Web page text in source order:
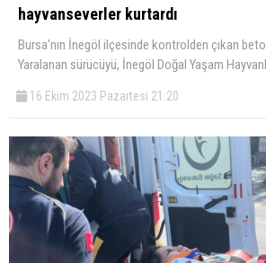
hayvanseverler kurtardı
Bursa’nın İnegöl ilçesinde kontrolden çıkan
Yaralanan sürücüyü, İnegöl Doğal Yaşam
16 Ekim 2023 Pazartesi 21:20